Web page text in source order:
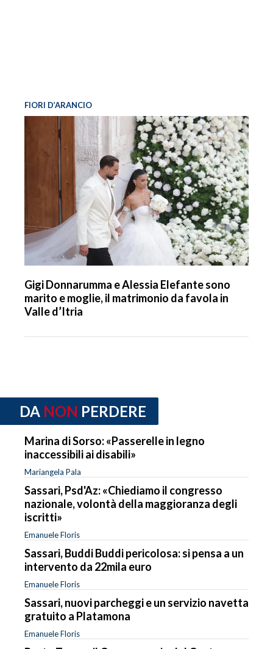
FIORI D’ARANCIO
Gigi Donnarumma e Alessia Elefante sono
marito e moglie, il matrimonio da favola in
Valle d’Itria
DA NON PERDERE
Marina di Sorso: «Passerelle in legno
inaccessibili ai disabili»
Mariangela Pala
Sassari, Psd'Az: «Chiediamo il congresso
nazionale, volontà della maggioranza degli
iscritti»
Emanuele Floris
Sassari, Buddi Buddi pericolosa: si pensa a un
intervento da 22mila euro
Emanuele Floris
Sassari, nuovi parcheggi e un servizio navetta
gratuito a Platamona
Emanuele Floris